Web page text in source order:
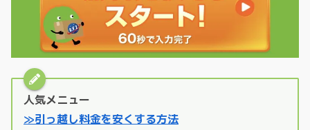
人気メニュー
≫引っ越し料金を安くする方法